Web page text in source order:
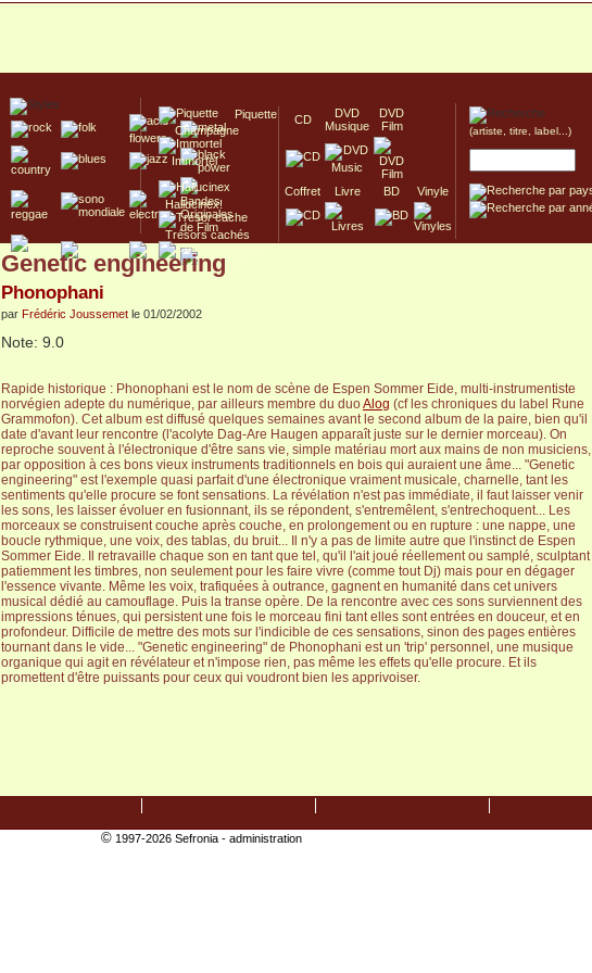
Piquette
Champagne
Immortel
Hallucinex!
Trésors cachés
Culte/Collector
CD
DVD
Musique
DVD
Film
Coffret Livre BD Vinyle
(artiste, titre, label...)
Genetic engineering
Phonophani
par Frédéric Joussemet le 01/02/2002
Note: 9.0
Rapide historique : Phonophani est le nom de scène de Espen Sommer Eide, multi-instrumentiste
norvégien adepte du numérique, par ailleurs membre du duoAlog (cf les chroniques du label Rune
Grammofon). Cet album est diffusé quelques semaines avant le second album de la paire, bien qu'il
date d'avant leur rencontre (l'acolyte Dag-Are Haugen apparaît juste sur le dernier morceau). On
reproche souvent à l'électronique d'être sans vie, simple matériau mort aux mains de non musiciens,
par opposition à ces bons vieux instruments traditionnels en bois qui auraient une âme... "Genetic
engineering" est l'exemple quasi parfait d'une électronique vraiment musicale, charnelle, tant les
sentiments qu'elle procure se font sensations. La révélation n'est pas immédiate, il faut laisser venir
les sons, les laisser évoluer en fusionnant, ils se répondent, s'entremêlent, s'entrechoquent... Les
morceaux se construisent couche après couche, en prolongement ou en rupture : une nappe, une
boucle rythmique, une voix, des tablas, du bruit... Il n'y a pas de limite autre que l'instinct de Espen
Sommer Eide. Il retravaille chaque son en tant que tel, qu'il l'ait joué réellement ou samplé, sculptant
patiemment les timbres, non seulement pour les faire vivre (comme tout Dj) mais pour en dégager
l'essence vivante. Même les voix, trafiquées à outrance, gagnent en humanité dans cet univers
musical dédié au camouflage. Puis la transe opère. De la rencontre avec ces sons surviennent des
impressions ténues, qui persistent une fois le morceau fini tant elles sont entrées en douceur, et en
profondeur. Difficile de mettre des mots sur l'indicible de ces sensations, sinon des pages entières
tournant dans le vide... "Genetic engineering" de Phonophani est un 'trip' personnel, une musique
organique qui agit en révélateur et n'impose rien, pas même les effets qu'elle procure. Et ils
promettent d'être puissants pour ceux qui voudront bien les apprivoiser.
©1997-2026 Sefronia - administration